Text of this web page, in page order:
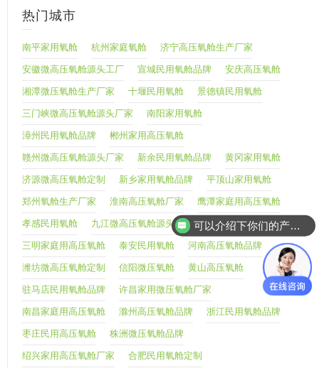
热门城市
南平家用氧舱 杭州家庭氧舱 济宁高压氧舱生产厂家
安徽微高压氧舱源头工厂 宣城民用氧舱品牌 安庆高压氧舱
湘潭微压氧舱生产厂家 十堰民用氧舱 景德镇民用氧舱
三门峡微高压氧舱源头厂家 南阳家用氧舱
漳州民用氧舱品牌 郴州家用高压氧舱
赣州微高压氧舱源头厂家 新余民用氧舱品牌 黄冈家用氧舱
济源微高压氧舱定制 新乡家用氧舱品牌 平顶山家用氧舱
郑州氧舱生产厂家 淮南高压氧舱厂家 鹰潭家庭用高压氧舱
孝感民用氧舱 九江微高压氧舱源头厂家
三明家庭用高压氧舱 泰安民用氧舱 河南高压氧舱品牌
潍坊微高压氧舱定制 信阳微压氧舱 黄山高压氧舱
驻马店民用氧舱品牌 许昌家用微压氧舱厂家
南昌家庭用高压氧舱 滁州高压氧舱品牌 浙江民用氧舱品牌
枣庄民用高压氧舱 株洲微压氧舱品牌
绍兴家用高压氧舱厂家 合肥民用氧舱定制
你们是怎么收费的呢